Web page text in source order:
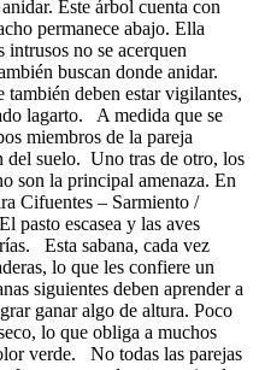
Este árbol cuenta con
permanece abajo. Ella
no se acerquen
buscan donde anidar.
deben estar vigilantes,
lagarto. A medida que se
miembros de la pareja
del suelo. Uno tras de otro, los
son la principal amenaza. En
Cifuentes – Sarmiento /
pasto escasea y las aves
Esta sabana, cada vez
lo que les confiere un
siguientes deben aprender a
ganar algo de altura. Poco
lo que obliga a muchos
verde. No todas las parejas